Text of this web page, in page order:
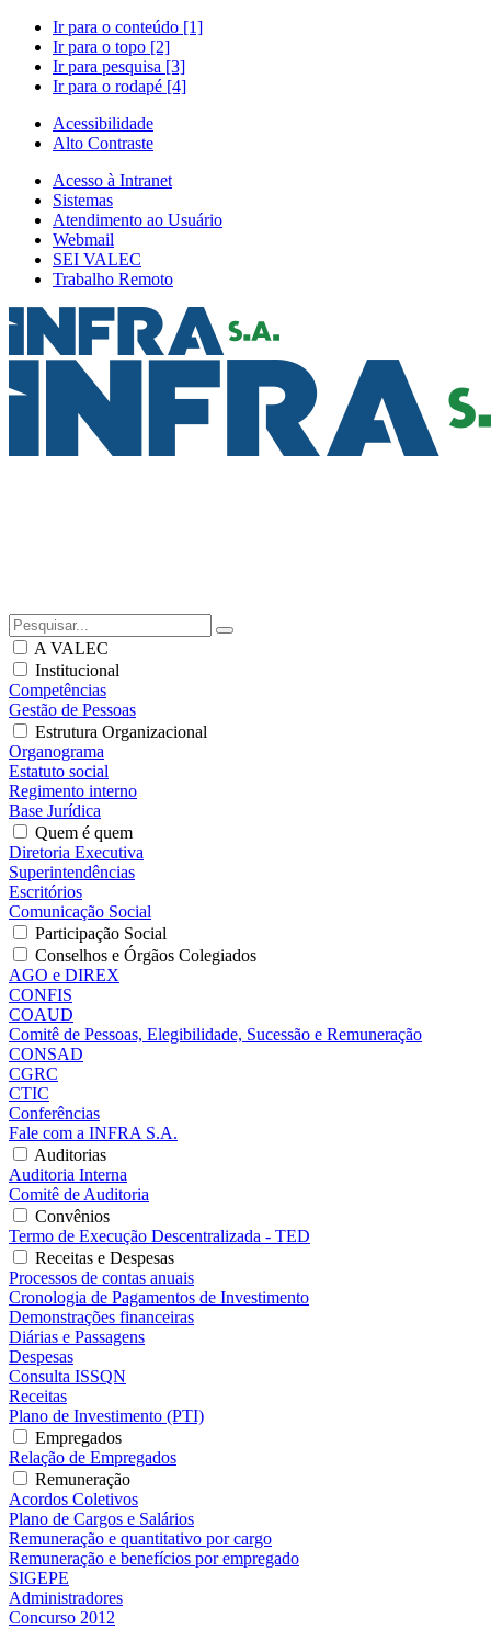
Ir para o conteúdo [1]
Ir para o topo [2]
Ir para pesquisa [3]
Ir para o rodapé [4]
Acessibilidade
Alto Contraste
Acesso à Intranet
Sistemas
Atendimento ao Usuário
Webmail
SEI VALEC
Trabalho Remoto
A VALEC
Institucional
Competências
Gestão de Pessoas
Estrutura Organizacional
Organograma
Estatuto social
Regimento interno
Base Jurídica
Quem é quem
Diretoria Executiva
Superintendências
Escritórios
Comunicação Social
Participação Social
Conselhos e Órgãos Colegiados
AGO e DIREX
CONFIS
COAUD
Comitê de Pessoas, Elegibilidade, Sucessão e Remuneração
CONSAD
CGRC
CTIC
Conferências
Fale com a INFRA S.A.
Auditorias
Auditoria Interna
Comitê de Auditoria
Convênios
Termo de Execução Descentralizada - TED
Receitas e Despesas
Processos de contas anuais
Cronologia de Pagamentos de Investimento
Demonstrações financeiras
Diárias e Passagens
Despesas
Consulta ISSQN
Receitas
Plano de Investimento (PTI)
Empregados
Relação de Empregados
Remuneração
Acordos Coletivos
Plano de Cargos e Salários
Remuneração e quantitativo por cargo
Remuneração e benefícios por empregado
SIGEPE
Administradores
Concurso 2012